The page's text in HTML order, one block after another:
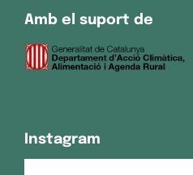
Amb el suport de
Instagram